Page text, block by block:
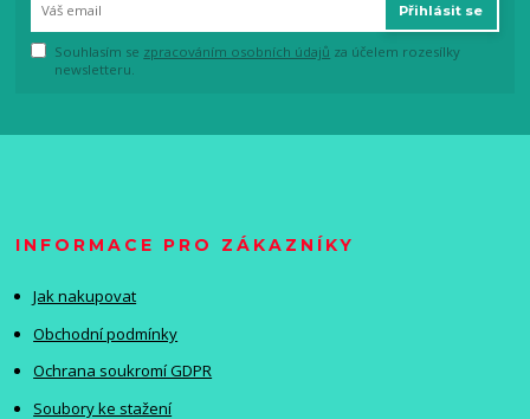
Přihlásit se
Souhlasím se zpracováním osobních údajů za účelem rozesílky
newsletteru.
INFORMACE PRO ZÁKAZNÍKY
Jak nakupovat
Obchodní podmínky
Ochrana soukromí GDPR
Soubory ke stažení